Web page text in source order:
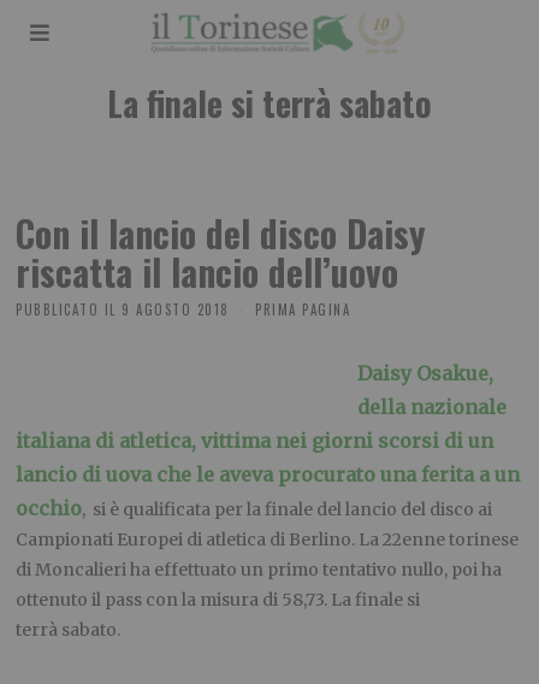
La finale si terrà sabato
Con il lancio del disco Daisy
riscatta il lancio dell’uovo
PUBBLICATO IL 9 AGOSTO 2018 PRIMA PAGINA
Daisy Osakue,
della nazionale
italiana di atletica, vittima nei giorni scorsi di un
lancio di uova che le aveva procurato una ferita a un
occhio, si è qualificata per la finale del lancio del disco ai
Campionati Europei di atletica di Berlino. La 22enne torinese
di Moncalieri ha effettuato un primo tentativo nullo, poi ha
ottenuto il pass con la misura di 58,73. La finale si
terrà sabato.